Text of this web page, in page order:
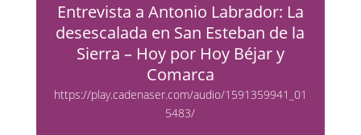
Entrevista a Antonio Labrador: La
desescalada en San Esteban de la
Sierra – Hoy por Hoy Béjar y
Comarca
https://play.cadenaser.com/audio/1591359941_01
5483/